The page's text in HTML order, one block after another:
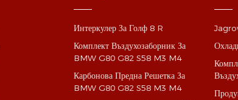
Интеркулер За Голф 8 R
Комплект Въздухозаборник За
BMW G80 G82 S58 M3 M4
Карбонова Предна Решетка За
BMW G80 G82 S58 M3 M4